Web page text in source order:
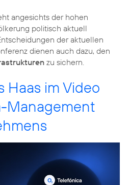
angesichts der hohen
politisch aktuell
der aktuellen
dienen auch dazu, den
zu sichern.
Haas im Video
Management